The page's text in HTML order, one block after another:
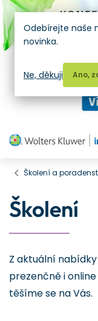
Školení a
Školení
Z aktuální
prezenčně i
těšíme se na Vás.
Odebírejte naše
novinka.
Ano,
Ne, děkuji